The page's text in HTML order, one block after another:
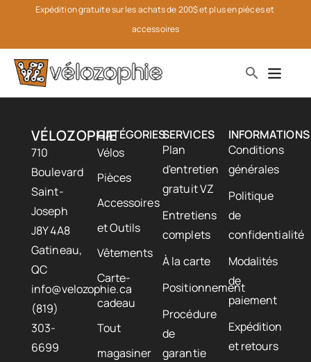
Expédition gratuite sur les achats de 200$ et plus en pièces et
accessoires
VÉLOZOPHIE
710
Boulevard
Saint-
Joseph
J8Y 4A8
Gatineau,
QC
info@velozophie.ca
(819)
303-
6699
CATÉGORIES
Vélos
Pièces
Accessoires
et Outils
Vêtements
Carte-
cadeau
Tout
magasiner
SERVICES
Plan
d'entretien
gratuit VZ
Entretiens
complets
À la carte
Positionnement
Procédure
de
garantie
INFORMATIONS
Conditions
générales
Politique
de
confidentialité
Modalités
de
paiement
Expédition
et retours